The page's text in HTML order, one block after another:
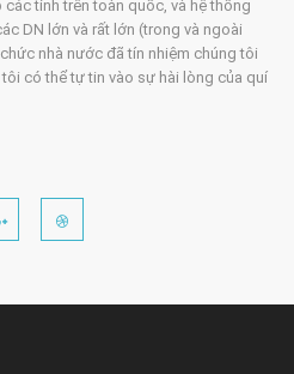
tỉnh trên toàn quốc, và hệ thống
DN lớn và rất lớn (trong và ngoài
nhà nước đã tín nhiệm chúng tôi
có thể tự tin vào sự hài lòng của quí